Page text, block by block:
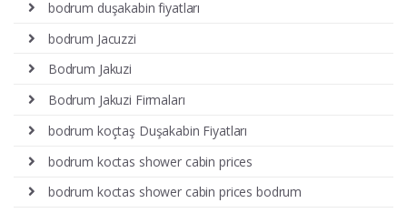
bodrum duşakabin fiyatları
bodrum Jacuzzi
Bodrum Jakuzi
Bodrum Jakuzi Firmaları
bodrum koçtaş Duşakabin Fiyatları
bodrum koctas shower cabin prices
bodrum koctas shower cabin prices bodrum